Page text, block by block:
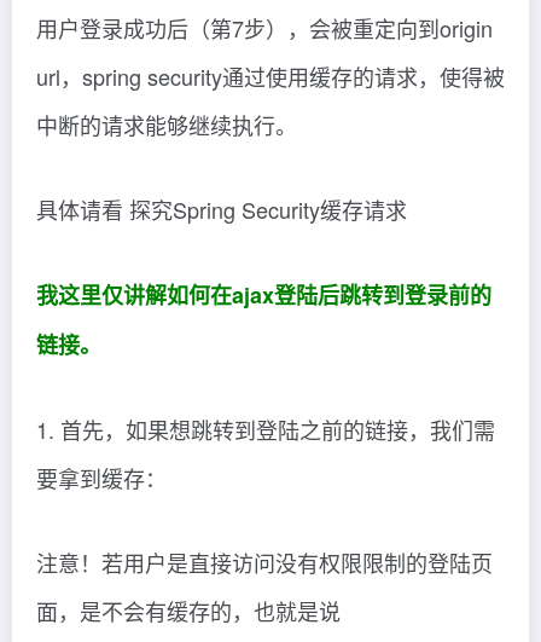
用户登录成功后（第7步），会被重定向到origin
url，spring security通过使用缓存的请求，使得被
中断的请求能够继续执行。
具体请看 探究Spring Security缓存请求
我这里仅讲解如何在ajax登陆后跳转到登录前的
链接。
1. 首先，如果想跳转到登陆之前的链接，我们需
要拿到缓存：
注意！若用户是直接访问没有权限限制的登陆页
面，是不会有缓存的，也就是说